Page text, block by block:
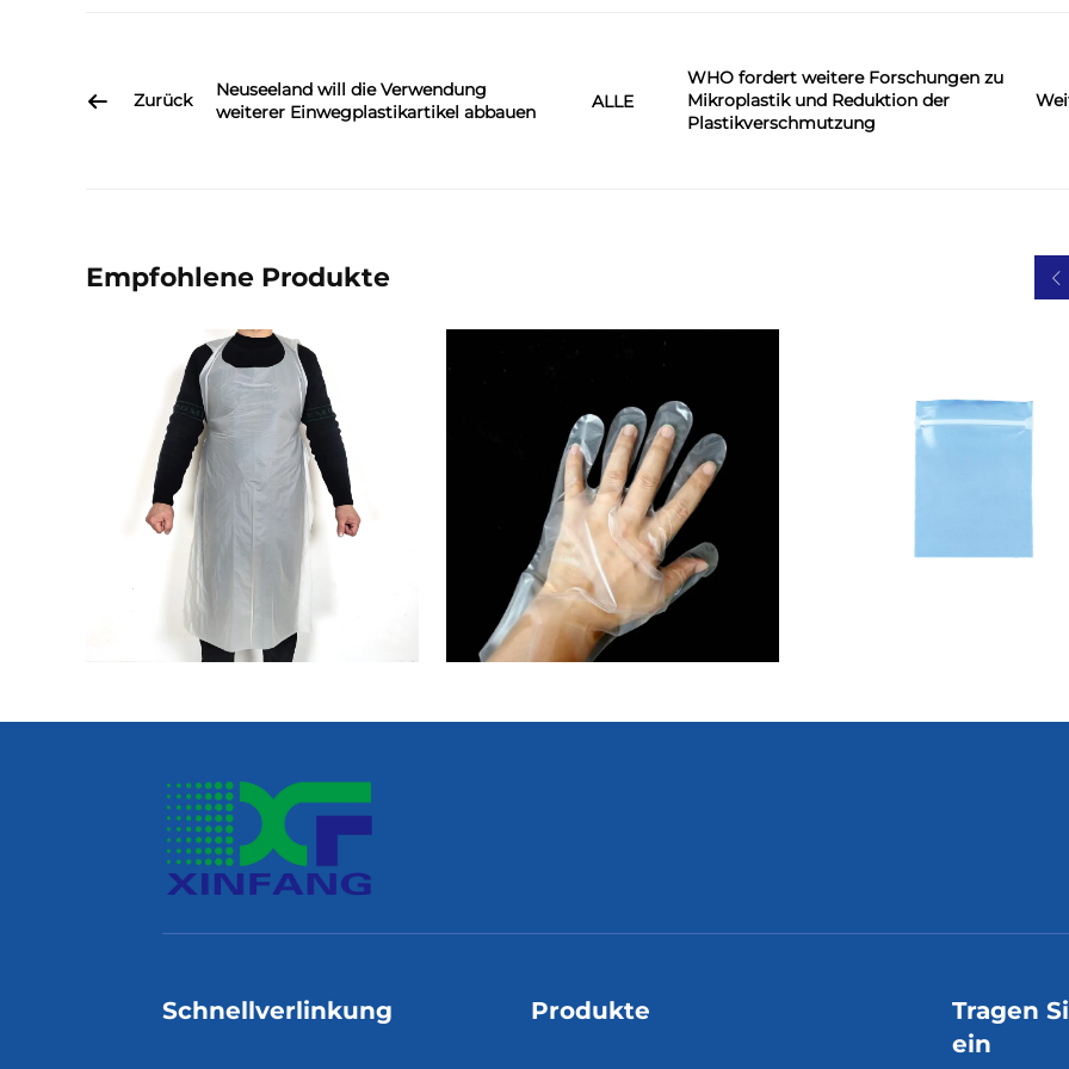
Zurück
Neuseeland will die Verwendung
weiterer Einwegplastikartikel abbauen
ALLE
WHO fordert weitere Forschungen zu
Mikroplastik und Reduktion der
Plastikverschmutzung
Empfohlene Produkte
Schnellverlinkung Produkte
Tragen
ein